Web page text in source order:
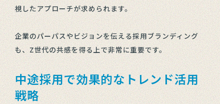
視したアプローチが求められます。
企業のパーパスやビジョンを伝える採用ブランディング
も、Z世代の共感を得る上で非常に重要です。
中途採用で効果的なトレンド活用
戦略